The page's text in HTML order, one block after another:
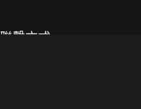
聯繫方式